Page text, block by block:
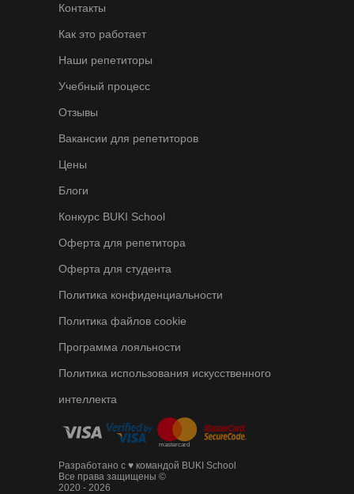
Контакты
Как это работает
Наши репетиторы
Учебный процесс
Отзывы
Вакансии для репетиторов
Цены
Блоги
Конкурс BUKI School
Оферта для репетитора
Оферта для студента
Политика конфиденциальности
Политика файлов cookie
Программа лояльности
Политика использования искусственного
интеллекта
Разработано с ♥ командой BUKI School
Все права защищены ©
2020 - 2026